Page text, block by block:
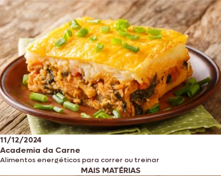
11/12/2024
Academia da Carne
Alimentos energéticos para correr ou treinar
MAIS MATÉRIAS